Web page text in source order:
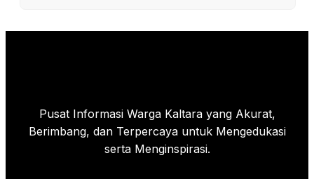
Pusat Informasi Warga Kaltara yang Akurat,
Berimbang, dan Terpercaya untuk Mengedukasi
serta Menginspirasi.